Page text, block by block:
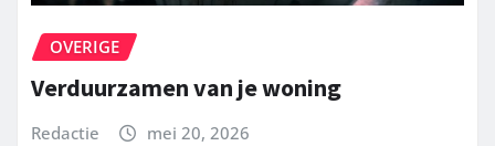
OVERIGE
Verduurzamen van je woning
Redactie mei 20, 2026